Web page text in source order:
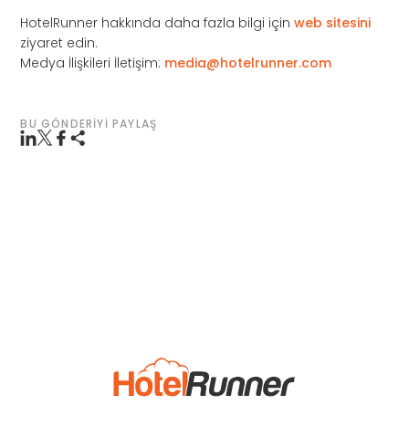
HotelRunner hakkında daha fazla bilgi içinweb sitesini
ziyaret edin.
Medya İlişkileri İletişim: media@hotelrunner.com
BU GÖNDERIYI PAYLAŞ